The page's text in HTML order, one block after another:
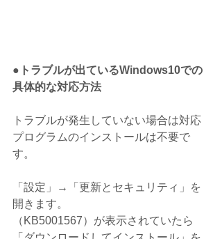
●トラブルが出ているWindows10での
具体的な対応方法
トラブルが発生していない場合は対応
プログラムのインストールは不要で
す。
「設定」→「更新とセキュリティ」を
開きます。
（KB5001567）が表示されていたら